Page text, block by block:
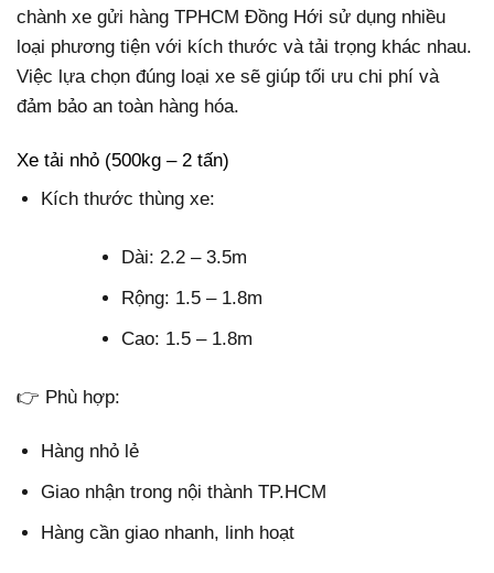
chành xe gửi hàng TPHCM Đồng Hới sử dụng nhiều
loại phương tiện với kích thước và tải trọng khác nhau.
Việc lựa chọn đúng loại xe sẽ giúp tối ưu chi phí và
đảm bảo an toàn hàng hóa.
Xe tải nhỏ (500kg – 2 tấn)
Kích thước thùng xe:
Dài: 2.2 – 3.5m
Rộng: 1.5 – 1.8m
Cao: 1.5 – 1.8m
👉 Phù hợp:
Hàng nhỏ lẻ
Giao nhận trong nội thành TP.HCM
Hàng cần giao nhanh, linh hoạt